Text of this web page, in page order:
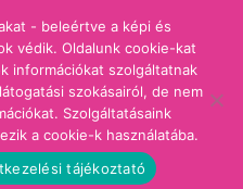
támogatás
- beleértve a képi és
védik. Oldalunk cookie-kat
információkat szolgáltatnak
szokásairól, de nem
Szolgáltatásaink
a cookie-k használatába.
tájékoztató